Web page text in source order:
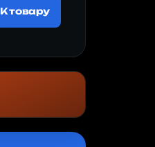
К товару